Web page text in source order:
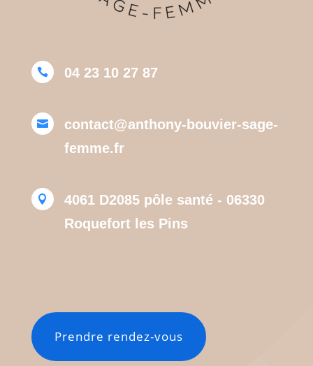
 04 23 10 27 87

contact@anthony-bouvier-sage-
femme.fr

4061 D2085 pôle santé - 06330
Roquefort les Pins
Prendre rendez-vous